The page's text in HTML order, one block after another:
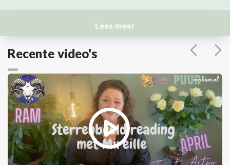
Lees meer
Recente video's